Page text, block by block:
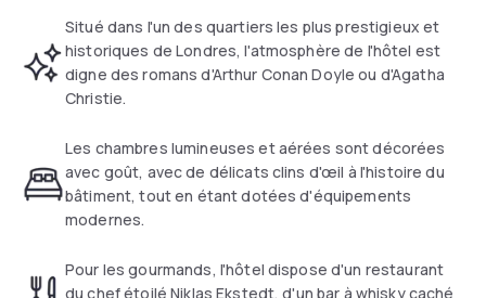
Situé dans l'un des quartiers les plus prestigieux et
historiques de Londres, l'atmosphère de l'hôtel est
digne des romans d'Arthur Conan Doyle ou d'Agatha
Christie.
Les chambres lumineuses et aérées sont décorées
avec goût, avec de délicats clins d'œil à l'histoire du
bâtiment, tout en étant dotées d'équipements
modernes.
Pour les gourmands, l'hôtel dispose d'un restaurant
du chef étoilé Niklas Ekstedt, d'un bar à whisky caché